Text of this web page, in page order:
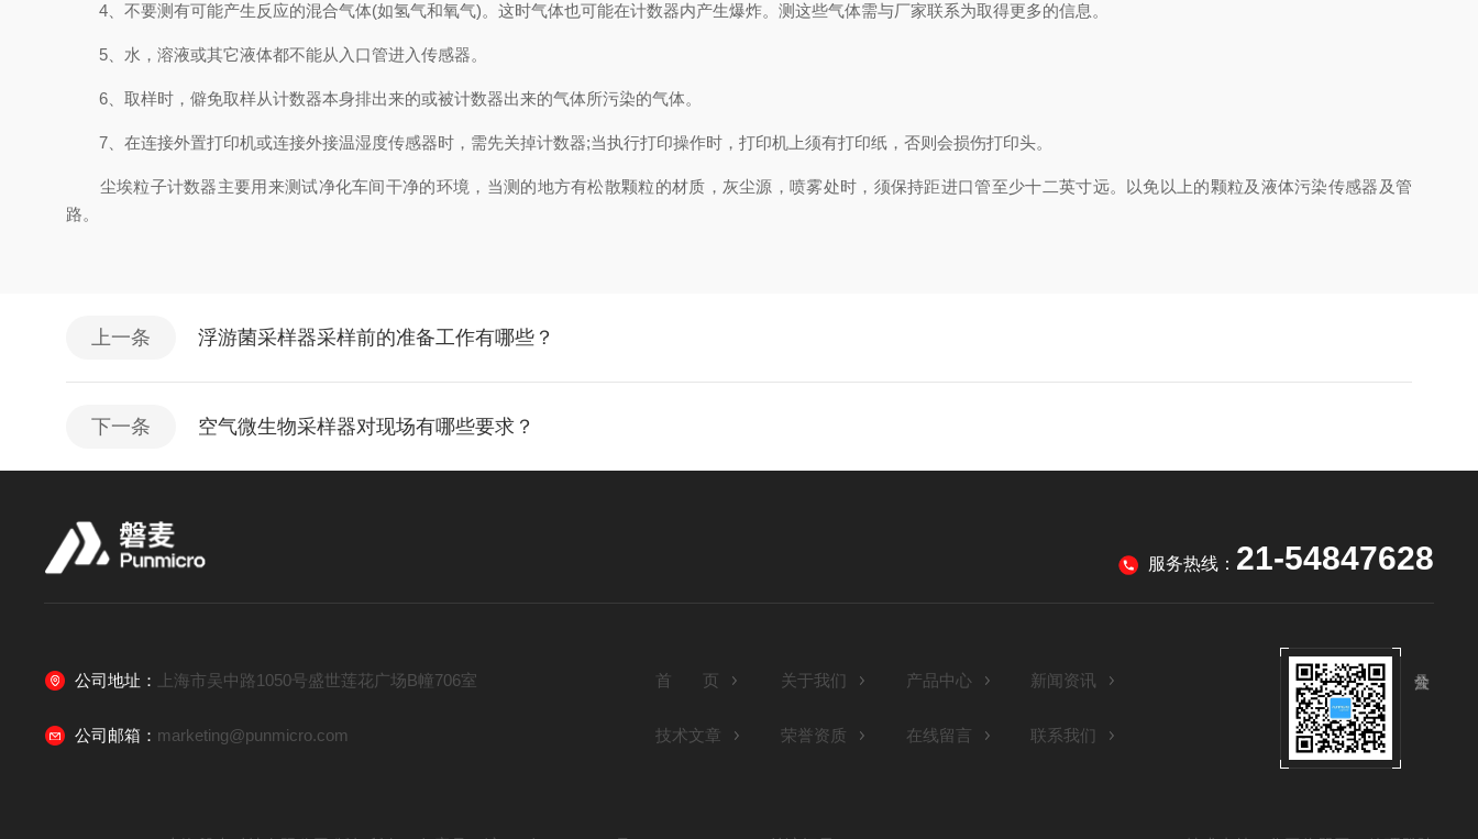
4、不要测有可能产生反应的混合气体(如氢气和氧气)。这时气体也可能在计数器内产生爆炸。测这些气体需与厂家联系为取得更多的信息。
5、水，溶液或其它液体都不能从入口管进入传感器。
6、取样时，僻免取样从计数器本身排出来的或被计数器出来的气体所污染的气体。
7、在连接外置打印机或连接外接温湿度传感器时，需先关掉计数器;当执行打印操作时，打印机上须有打印纸，否则会损伤打印头。
尘埃粒子计数器主要用来测试净化车间干净的环境，当测的地方有松散颗粒的材质，灰尘源，喷雾处时，须保持距进口管至少十二英寸远。以免以上的颗粒及液体污染传感器及管
路。
上一条 浮游菌采样器采样前的准备工作有哪些？
下一条 空气微生物采样器对现场有哪些要求？
服务热线： 21-54847628
公司地址： 上海市吴中路1050号盛世莲花广场B幢706室
公司邮箱： marketing@punmicro.com
首 页 关于我们 产品中心 新闻资讯
技术文章 荣誉资质 在线留言 联系我们